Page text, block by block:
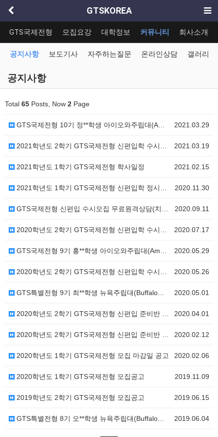
GTSKOREA
GTS국제전형 모집요강 대학정보 커뮤니티 회사소개
공지사항 보도기사 자주하는질문 온라인상담 갤러리
공지사항
Total 65 Posts, Now 2 Page
2021.03.29
GTS국제전형 10기 정**학생 아이오와주립대(Ames…
2021.03.19
2021학년도 2학기 GTS국제전형 신편입학 수시모집(…
2021.02.15
2021학년도 1학기 GTS국제전형 학사일정
2020.11.30
2021학년도 1학기 GTS국제전형 신편입학 정시모집(…
2020.09.11
GTS국제전형 신편입 수시모집 무료원격상담(치의약대포함…
2020.07.17
2020학년도 2학기 GTS국제전형 신편입학 수시모집(…
2020.05.29
GTS국제전형 9기 홍**학생 아이오와주립대(Ames)…
2020.05.26
2020학년도 2학기 GTS국제전형 신편입학 수시모집(…
2020.05.01
GTS특별전형 9기 최**학생 뉴욕주립대(Buffalo…
2020.04.01
2020학년도 2학기 GTS국제전형 신편입 준비반 추가…
2020.02.12
2020학년도 2학기 GTS국제전형 신편입 준비반 모집…
2020.02.06
2020학년도 1학기 GTS국제전형 모집 마감일 공고
2019.11.09
2020학년도 1학기 GTS국제전형 모집공고
2019.06.15
2019학년도 2학기 GTS국제전형 모집공고
2019.06.04
GTS특별전형 8기 오**학생 뉴욕주립대(Buffalo…